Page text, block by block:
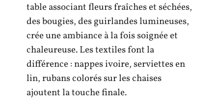
table associant fleurs fraîches et séchées,
des bougies, des guirlandes lumineuses,
crée une ambiance à la fois soignée et
chaleureuse. Les textiles font la
différence : nappes ivoire, serviettes en
lin, rubans colorés sur les chaises
ajoutent la touche finale.